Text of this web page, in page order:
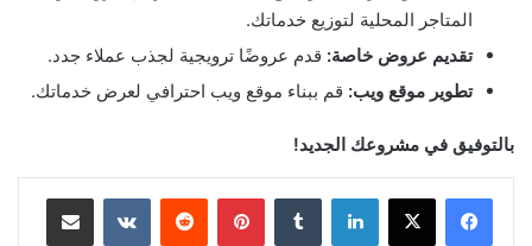
المتاجر المحلية لتوزيع خدماتك.
تقديم عروض خاصة: قدم عروضًا ترويجية لجذب عملاء جدد.
تطوير موقع ويب: قم ببناء موقع ويب احترافي لعرض خدماتك.
بالتوفيق في مشروعك الجديد!
لينكدإن بينتيريست مشاركة عبر البريد